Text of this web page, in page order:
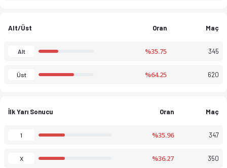
Alt/Üst Oran Maç
Alt %35.75 345
Üst %64.25 620
İlk Yarı Sonucu Oran Maç
1 %35.96 347
X %36.27 350